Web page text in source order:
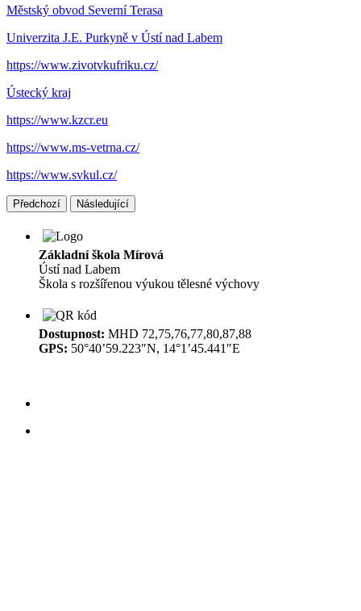
Městský obvod Severní Terasa
Univerzita J.E. Purkyně v Ústí nad Labem
https://www.zivotvkufriku.cz/
Ústecký kraj
https://www.kzcr.eu
https://www.ms-vetrna.cz/
https://www.svkul.cz/
Předchozí Následující
Základní škola Mírová
Ústí nad Labem
Škola s rozšířenou výukou tělesné výchovy
Dostupnost: MHD 72,75,76,77,80,87,88
GPS: 50°40’59.223″N, 14°1’45.441″E